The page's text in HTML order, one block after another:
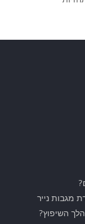
מגבות נייר
השיפוץ?